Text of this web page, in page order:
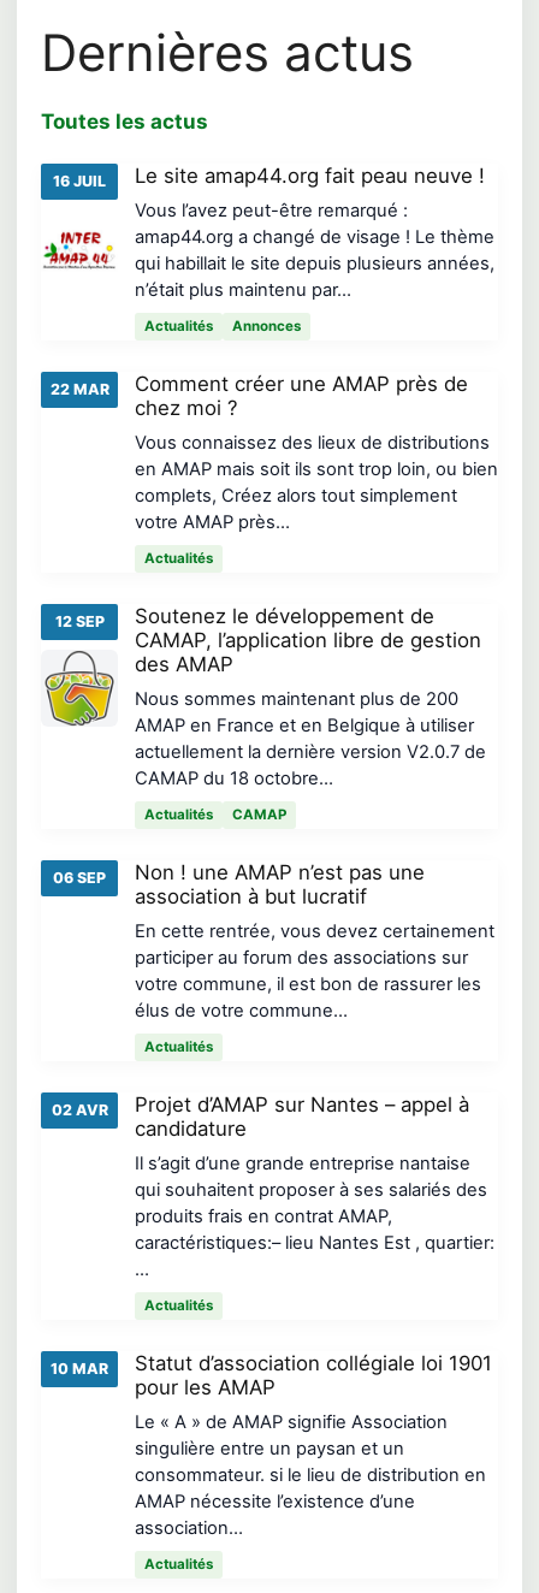
Dernières actus
Toutes les actus
16 JUIL Le site amap44.org fait peau neuve !
Vous l’avez peut-être remarqué :
amap44.org a changé de visage ! Le thème
qui habillait le site depuis plusieurs années,
n’était plus maintenu par…
Actualités Annonces
22 MAR
Comment créer une AMAP près de
chez moi ?
Vous connaissez des lieux de distributions
en AMAP mais soit ils sont trop loin, ou bien
complets, Créez alors tout simplement
votre AMAP près…
Actualités
12 SEP
Soutenez le développement de
CAMAP, l’application libre de gestion
des AMAP
Nous sommes maintenant plus de 200
AMAP en France et en Belgique à utiliser
actuellement la dernière version V2.0.7 de
CAMAP du 18 octobre…
Actualités CAMAP
06 SEP
Non ! une AMAP n’est pas une
association à but lucratif
En cette rentrée, vous devez certainement
participer au forum des associations sur
votre commune, il est bon de rassurer les
élus de votre commune…
Actualités
02 AVR
Projet d’AMAP sur Nantes – appel à
candidature
Il s’agit d’une grande entreprise nantaise
qui souhaitent proposer à ses salariés des
produits frais en contrat AMAP,
caractéristiques:– lieu Nantes Est , quartier:
…
Actualités
10 MAR
Statut d’association collégiale loi 1901
pour les AMAP
Le « A » de AMAP signifie Association
singulière entre un paysan et un
consommateur. si le lieu de distribution en
AMAP nécessite l’existence d’une
association…
Actualités